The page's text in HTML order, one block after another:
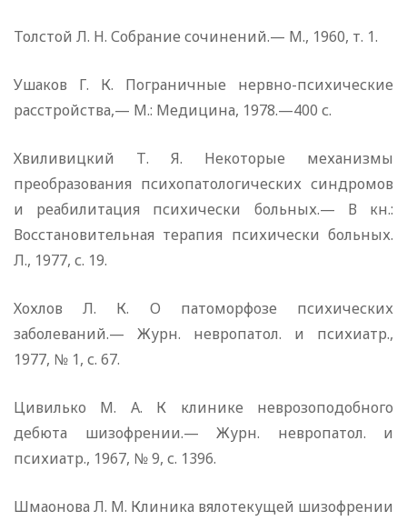
Толстой Л. Н. Собрание сочинений.— М., 1960, т. 1.
Ушаков Г. К. Пограничные нервно-психические
расстройства,— М.: Медицина, 1978.—400 с.
Хвиливицкий Т. Я. Некоторые механизмы
преобразования психопатологических синдромов
и реабилитация психически больных.— В кн.:
Восстановительная терапия психически больных.
Л., 1977, с. 19.
Хохлов Л. К. О патоморфозе психических
заболеваний.— Журн. невропатол. и психиатр.,
1977, № 1, с. 67.
Цивилько М. А. К клинике неврозоподобного
дебюта шизофрении.— Журн. невропатол. и
психиатр., 1967, № 9, с. 1396.
Шмаонова Л. М. Клиника вялотекущей шизофрении